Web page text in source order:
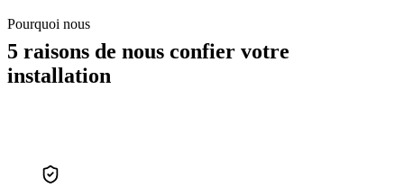
Pourquoi nous
5 raisons de nous confier votre
installation